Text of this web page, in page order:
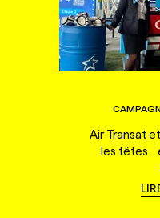
Air Transat
les têtes...